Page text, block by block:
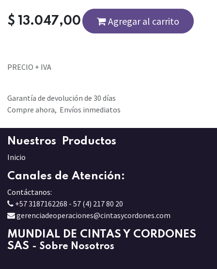
$ 13.047,00 Agregar al carrito
PRECIO + IVA
Garantía de devolución de 30 días
Compre ahora, Envíos inmediatos
Nuestros Productos
Inicio
Canales de Atención:
Contáctanos:
+57 3187162268 - 57 (4) 217 80 20
gerenciadeoperaciones@cintasycordones.com
MUNDIAL DE CINTAS Y CORDONES
SAS - Sobre Nosotros